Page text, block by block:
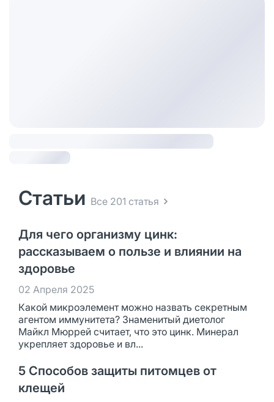
Статьи Все 201 статья
Для чего организму цинк:
рассказываем о пользе и влиянии на
здоровье
02 Апреля 2025
Какой микроэлемент можно назвать секретным
агентом иммунитета? Знаменитый диетолог
Майкл Мюррей считает, что это цинк. Минерал
укрепляет здоровье и вл...
5 Способов защиты питомцев от
клещей